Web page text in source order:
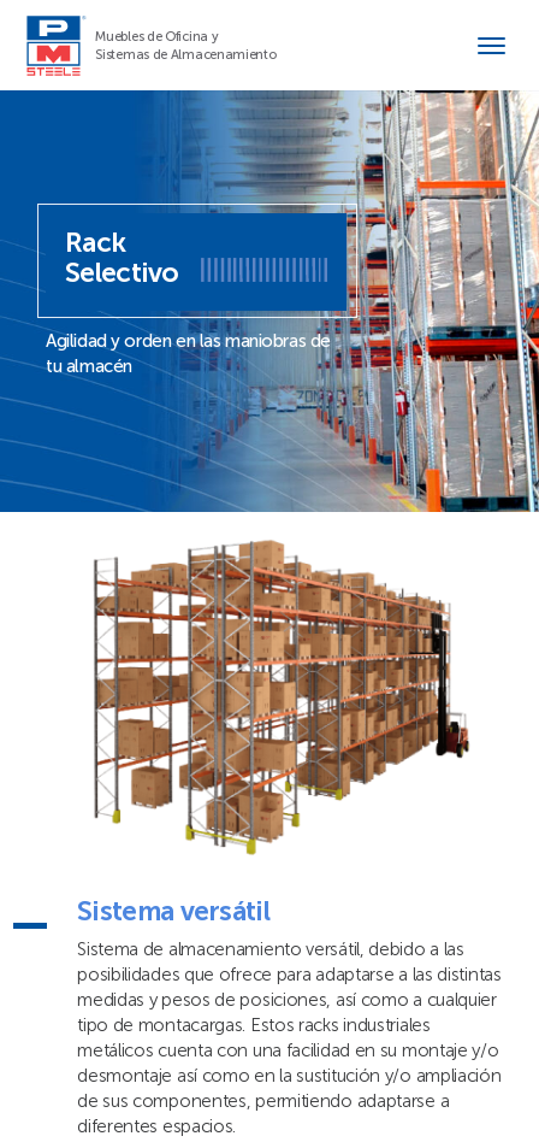
Muebles de Oficina y
Sistemas de Almacenamiento
Rack
Selectivo
Agilidad y orden en las maniobras de
tu almacén
Sistema versátil
Sistema de almacenamiento versátil, debido a las
posibilidades que ofrece para adaptarse a las distintas
medidas y pesos de posiciones, así como a cualquier
tipo de montacargas. Estos racks industriales
metálicos cuenta con una facilidad en su montaje y/o
desmontaje así como en la sustitución y/o ampliación
de sus componentes, permitiendo adaptarse a
diferentes espacios.